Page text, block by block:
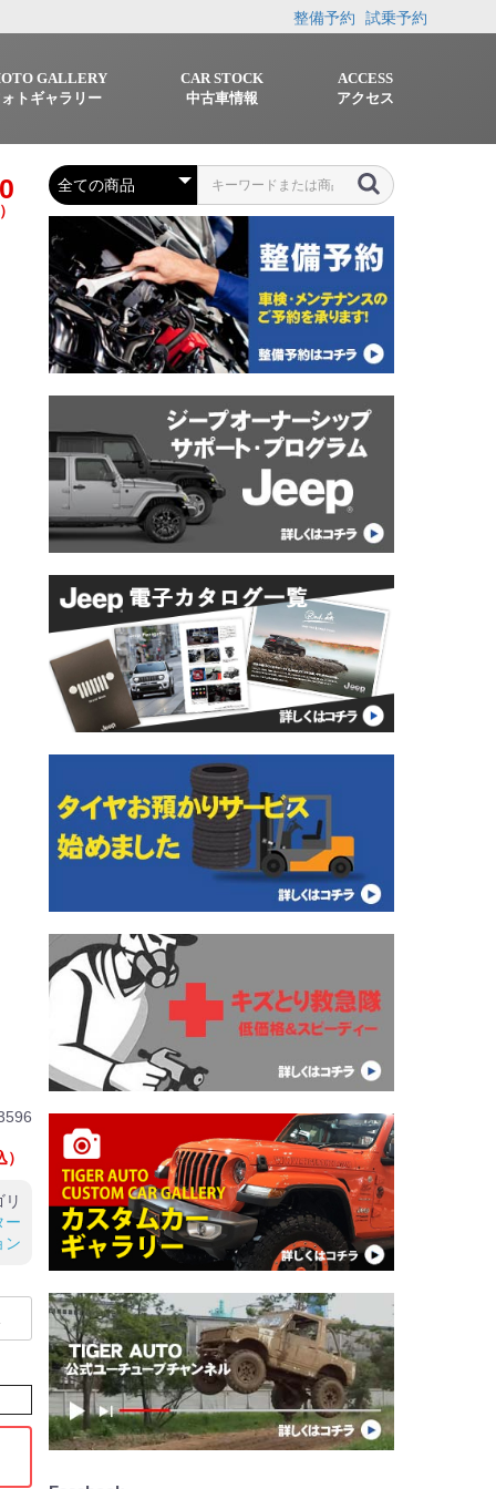
整備予約 試乗予約
GALLERY
トギャラリー
CAR STOCK
中古車情報
ACCESS
アクセス
）
リ
ー
ン